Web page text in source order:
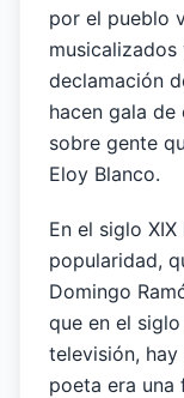
por el pueblo
declamación
hacen gala de
sobre gente
Eloy Blanco.
En el siglo
popularidad,
Domingo
que en el
televisión,
poeta era